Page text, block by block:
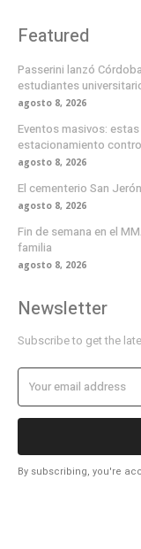
Featured
Passerini lanzó
estudiantes
agosto 8, 2026
Eventos masivos:
estacionamiento
agosto 8, 2026
El cementerio San
agosto 8, 2026
Fin de semana en el
familia
agosto 8, 2026
Newsletter
Subscribe to get the
By subscribing, you're